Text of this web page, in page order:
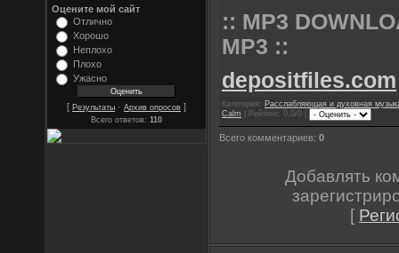
Оцените мой сайт
Отлично
Хорошо
Неплохо
Плохо
Ужасно
[ Результаты · Архив опросов ]
Всего ответов: 110
:: MP3
MP3 ::
depositfiles.com
Категория: Расслабляющая и духовная
Calm | Рейтинг: 0.0/0 |
Всего комментариев: 0
Добавлять
[